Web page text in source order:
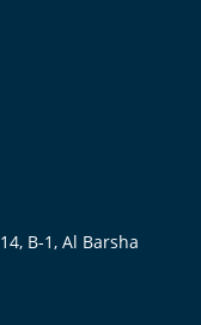
набережными,
жизнь рядом с
городской
жилья
Dubai Islands.
B-1, Al Barsha